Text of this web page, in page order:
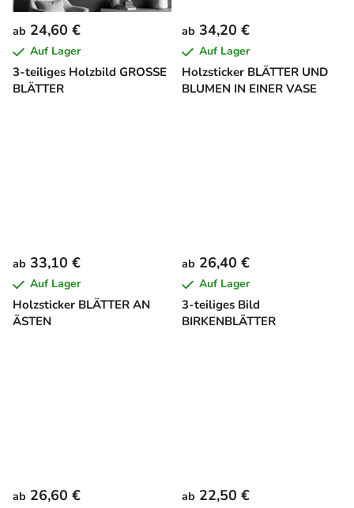
3-teiliges Holzbild GROSSE
BLÄTTER
ab 24,60 €
Auf Lager
Holzsticker BLÄTTER UND
BLUMEN IN EINER VASE
ab 34,20 €
Auf Lager
Holzsticker BLÄTTER AN
ÄSTEN
ab 33,10 €
Auf Lager
3-teiliges Bild
BIRKENBLÄTTER
ab 26,40 €
Auf Lager
ab 26,60 € ab 22,50 €